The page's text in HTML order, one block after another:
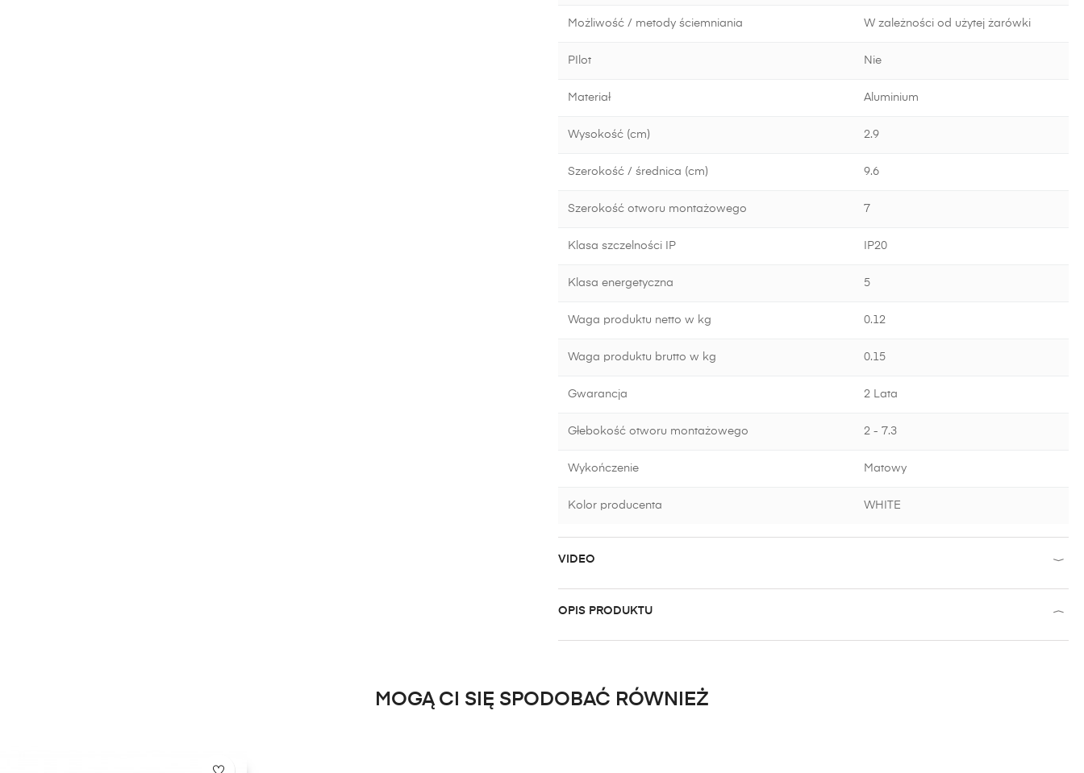
Możliwość / metody ściemniania W zależności od użytej żarówki
PIlot Nie
Materiał Aluminium
Wysokość (cm) 2.9
Szerokość / średnica (cm) 9.6
Szerokość otworu montażowego 7
Klasa szczelności IP IP20
Klasa energetyczna 5
Waga produktu netto w kg 0.12
Waga produktu brutto w kg 0.15
Gwarancja 2 Lata
Głebokość otworu montażowego 2 - 7.3
Wykończenie Matowy
Kolor producenta WHITE
VIDEO
OPIS PRODUKTU
MOGĄ CI SIĘ SPODOBAĆ RÓWNIEŻ